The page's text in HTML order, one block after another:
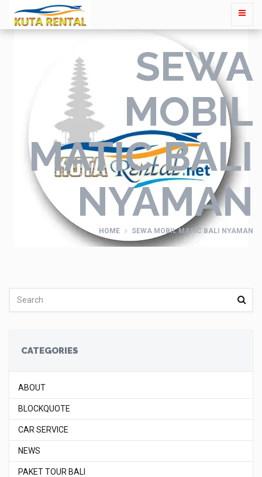
SEWA
MOBIL
MATIC BALI
NYAMAN
HOME SEWA MOBIL MATIC BALI NYAMAN
CATEGORIES
ABOUT
BLOCKQUOTE
CAR SERVICE
NEWS
PAKET TOUR BALI